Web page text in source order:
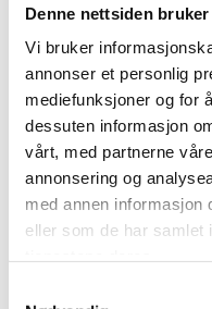
Denne nettsiden
Vi bruker
annonser et personlig
mediefunksjoner og for
dessuten informasjon
vårt, med partnerne
annonsering og
med annen informasjon
eller som de har samlet
alt arbeid ut over
uke etterbetales med
overtidsgodtgjørelse.
Spekter og Vygruppen
overtidstimene i noen
uker det var utført
Arbeidsretten uttalte
bære risikoen og det
perioder er blitt
arbeidet mindre enn